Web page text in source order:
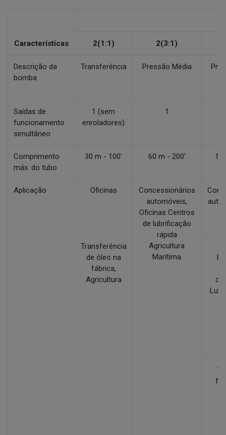
Características 2(1:1) 2(3:1)
Descrição da
bomba
Transferência Pressão Média
Saídas de
funcionamento
simultâneo
1 (sem
enroladores)
1
Comprimento
máx. do tubo
30 m - 100' 60 m - 200'
Aplicação Oficinas
Concessionários
automóveis,
Oficinas Centros
de lubrificação
rápida
Agricultura
Marítima
Transferência
de óleo na
fábrica,
Agricultura